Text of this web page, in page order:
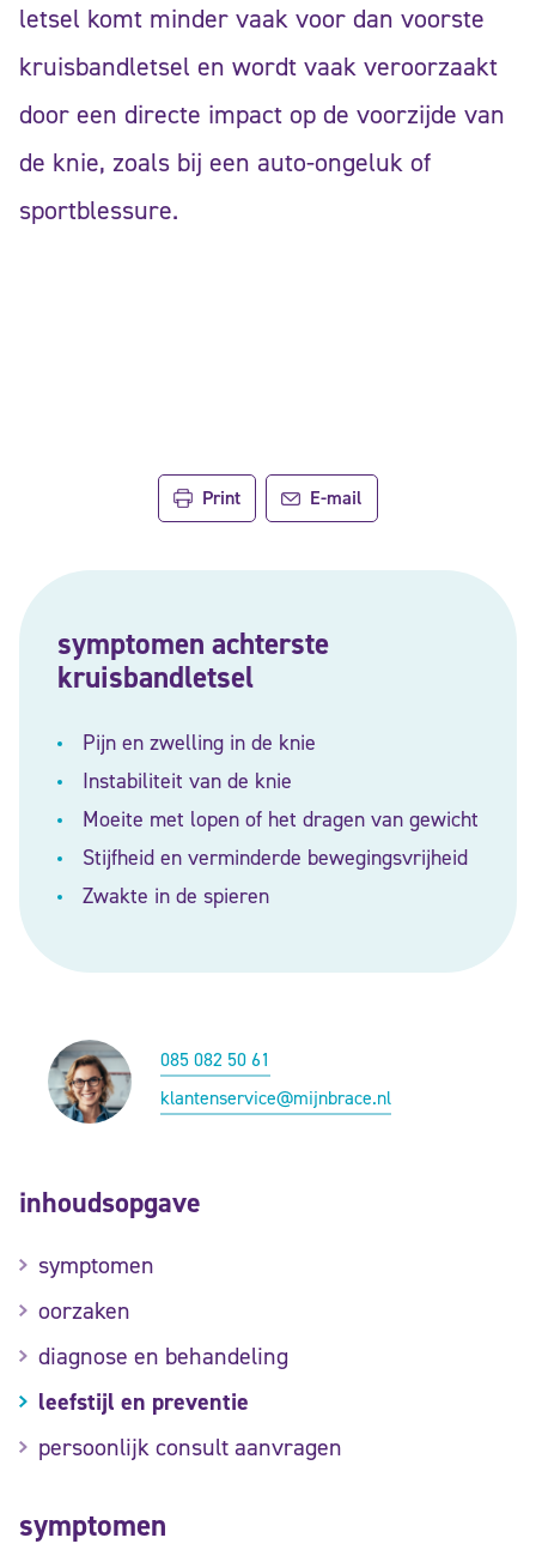
letsel komt minder vaak voor dan voorste
kruisbandletsel en wordt vaak veroorzaakt
door een directe impact op de voorzijde van
de knie, zoals bij een auto-ongeluk of
sportblessure.
Print E-mail
symptomen achterste
kruisbandletsel
Pijn en zwelling in de knie
Instabiliteit van de knie
Moeite met lopen of het dragen van gewicht
Stijfheid en verminderde bewegingsvrijheid
Zwakte in de spieren
085 082 50 61
klantenservice@mijnbrace.nl
symptomen
inhoudsopgave
symptomen
oorzaken
diagnose en behandeling
leefstijl en preventie
persoonlijk consult aanvragen